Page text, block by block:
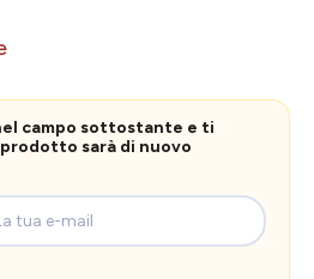
campo sottostante e ti
sarà di nuovo
e-mail